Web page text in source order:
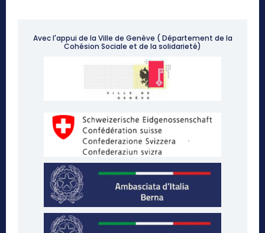
Avec l'appui de la Ville de Genève ( Département de la
Cohésion Sociale et de la solidarieté)